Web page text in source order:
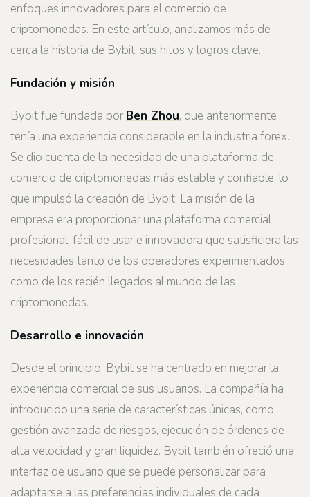
enfoques innovadores para el comercio de
criptomonedas. En este artículo, analizamos más de
cerca la historia de Bybit, sus hitos y logros clave.
Fundación y misión
Bybit fue fundada por Ben Zhou, que anteriormente
tenía una experiencia considerable en la industria forex.
Se dio cuenta de la necesidad de una plataforma de
comercio de criptomonedas más estable y confiable, lo
que impulsó la creación de Bybit. La misión de la
empresa era proporcionar una plataforma comercial
profesional, fácil de usar e innovadora que satisficiera las
necesidades tanto de los operadores experimentados
como de los recién llegados al mundo de las
criptomonedas.
Desarrollo e innovación
Desde el principio, Bybit se ha centrado en mejorar la
experiencia comercial de sus usuarios. La compañía ha
introducido una serie de características únicas, como
gestión avanzada de riesgos, ejecución de órdenes de
alta velocidad y gran liquidez. Bybit también ofreció una
interfaz de usuario que se puede personalizar para
adaptarse a las preferencias individuales de cada